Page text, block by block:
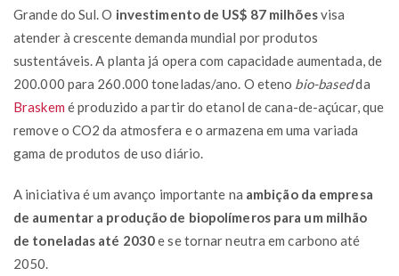
Grande do Sul. O investimento de US$ 87 milhõesvisa
atender à crescente demanda mundial por produtos
sustentáveis. A planta já opera com capacidade aumentada, de
200.000 para 260.000 toneladas/ano. O eteno bio-basedda
Braskem é produzido a partir do etanol de cana-de-açúcar, que
remove o CO2 da atmosfera e o armazena em uma variada
gama de produtos de uso diário.
A iniciativa é um avanço importante na ambição da empresa
de aumentar a produção de biopolímeros para um milhão
de toneladas até 2030e se tornar neutra em carbono até
2050.